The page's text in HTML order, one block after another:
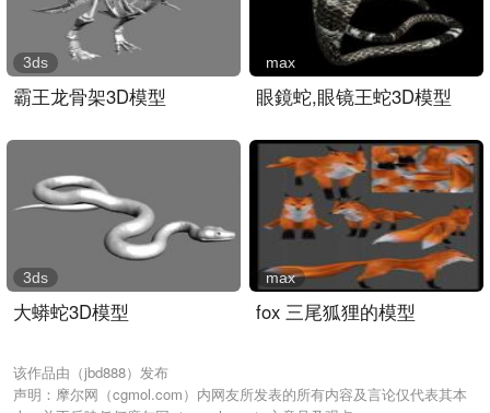
霸王龙骨架3D模型
3ds
眼鏡蛇,眼镜王蛇3D模型
max
大蟒蛇3D模型
3ds
fox 三尾狐狸的模型
max
该作品由（jbd888）发布
声明：摩尔网（cgmol.com）内网友所发表的所有内容及言论仅代表其本